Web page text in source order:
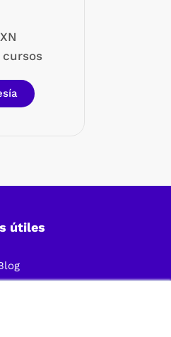
útiles
Frecuentes
Privacidad